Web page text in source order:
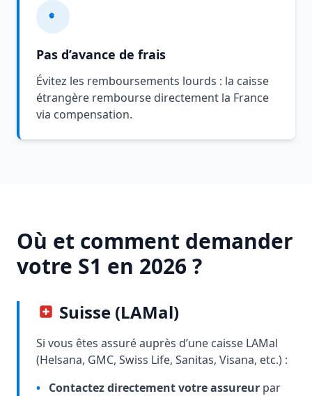
Pas d’avance de frais
Évitez les remboursements lourds : la caisse
étrangère rembourse directement la France
via compensation.
Où et comment demander
votre S1 en 2026 ?
Suisse (LAMal)
Si vous êtes assuré auprès d’une caisse LAMal
(Helsana, GMC, Swiss Life, Sanitas, Visana, etc.) :
• Contactez directement votre assureur par